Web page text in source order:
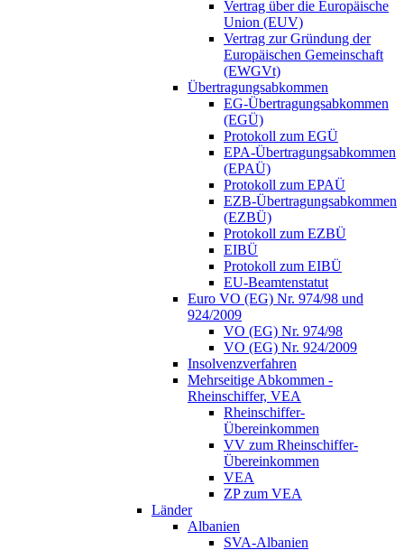
Vertrag über die Europäische
Union (EUV)
Vertrag zur Gründung der
Europäischen Gemeinschaft
(EWGVt)
Übertragungsabkommen
EG-Übertragungsabkommen
(EGÜ)
Protokoll zum EGÜ
EPA-Übertragungsabkommen
(EPAÜ)
Protokoll zum EPAÜ
EZB-Übertragungsabkommen
(EZBÜ)
Protokoll zum EZBÜ
EIBÜ
Protokoll zum EIBÜ
EU-Beamtenstatut
Euro VO (EG) Nr. 974/98 und
924/2009
VO (EG) Nr. 974/98
VO (EG) Nr. 924/2009
Insolvenzverfahren
Mehrseitige Abkommen -
Rheinschiffer, VEA
Rheinschiffer-
Übereinkommen
VV zum Rheinschiffer-
Übereinkommen
VEA
ZP zum VEA
Länder
Albanien
SVA-Albanien